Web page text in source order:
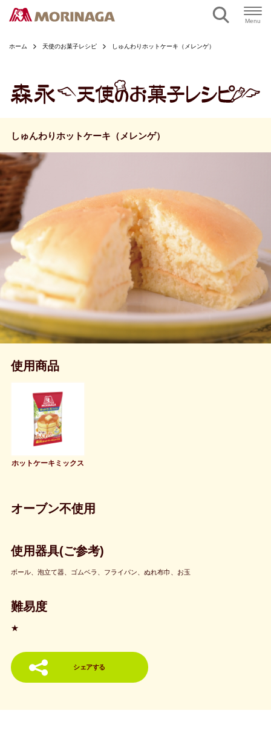
Menu
ホーム 天使のお菓子レシピ しゅんわりホットケーキ（メレンゲ）
しゅんわりホットケーキ（メレンゲ）
使用商品
ホットケーキミックス
オーブン不使用
使用器具(ご参考)
ボール、泡立て器、ゴムベラ、フライパン、ぬれ布巾、お玉
難易度
★
シェアする